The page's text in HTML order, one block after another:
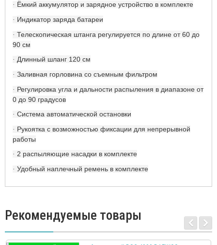
· Ёмкий аккумулятор и зарядное устройство в комплекте
· Индикатор заряда батареи
· Телескопическая штанга регулируется по длине от 60 до
90 см
· Длинный шланг 120 см
· Заливная горловина со съемным фильтром
· Регулировка угла и дальности распыления в диапазоне от
0 до 90 градусов
· Система автоматической остановки
· Рукоятка с возможностью фиксации для непрерывной
работы
· 2 распыляющие насадки в комплекте
· Удобный наплечный ремень в комплекте
Рекомендуемые товары